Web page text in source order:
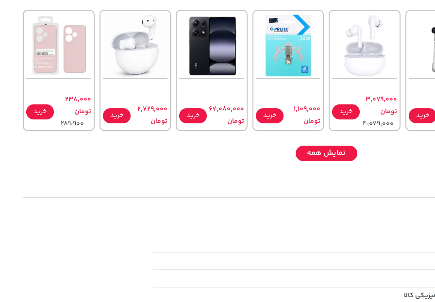
خرید
3,079,000
تومان
4,079,000
خرید
1,109,000
تومان
خرید
67,080,000
تومان
خرید
2,729,000
تومان
خرید
238,000
تومان
289,900
خرید
3,880,000
نمایش همه
کالا